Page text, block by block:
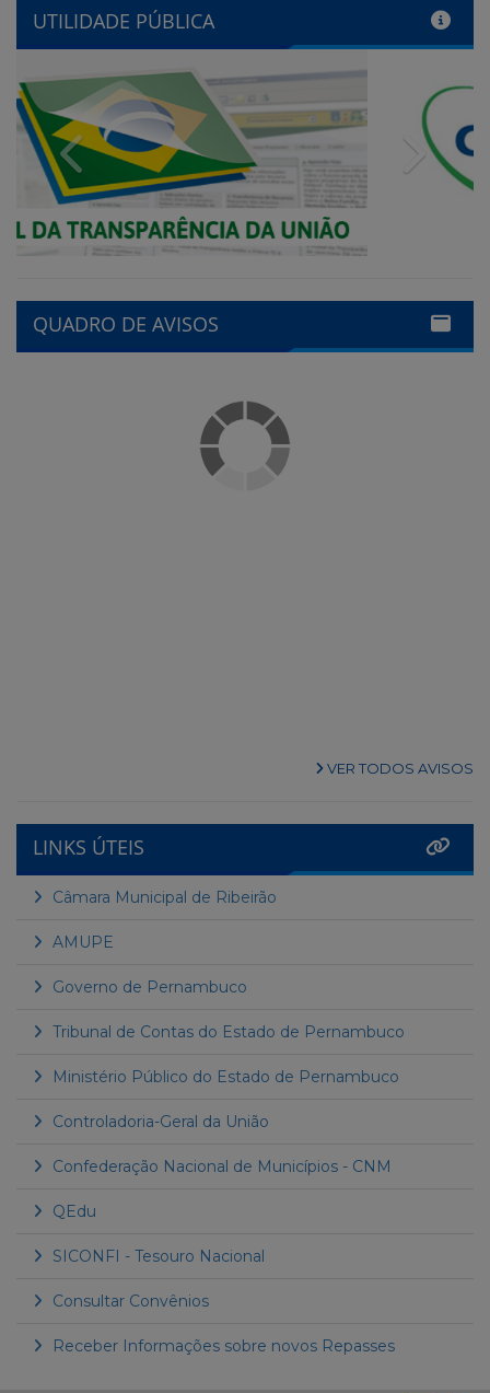
UTILIDADE PÚBLICA
Previous Next
QUADRO DE AVISOS
VER TODOS AVISOS
LINKS ÚTEIS
Câmara Municipal de Ribeirão
AMUPE
Governo de Pernambuco
Tribunal de Contas do Estado de Pernambuco
Ministério Público do Estado de Pernambuco
Controladoria-Geral da União
Confederação Nacional de Municípios - CNM
QEdu
SICONFI - Tesouro Nacional
Consultar Convênios
Receber Informações sobre novos Repasses